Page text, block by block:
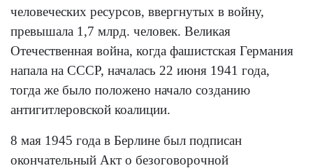
человеческих ресурсов, ввергнутых в войну,
превышала 1,7 млрд. человек. Великая
Отечественная война, когда фашистская Германия
напала на СССР, началась 22 июня 1941 года,
тогда же было положено начало созданию
антигитлеровской коалиции.
8 мая 1945 года в Берлине был подписан
окончательный Акт о безоговорочной